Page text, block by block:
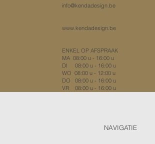
​info@kendadesign.be
www.kendadesign.be
ENKEL OP AFSPRAAK
MA 08:00 u - 16:00 u
DI 08:00 u - 16:00 u
WO 08:00 u - 12:00 u
DO 08:00 u - 16:00 u
VR 08:00 u - 16:00 u
NAVIGATIE